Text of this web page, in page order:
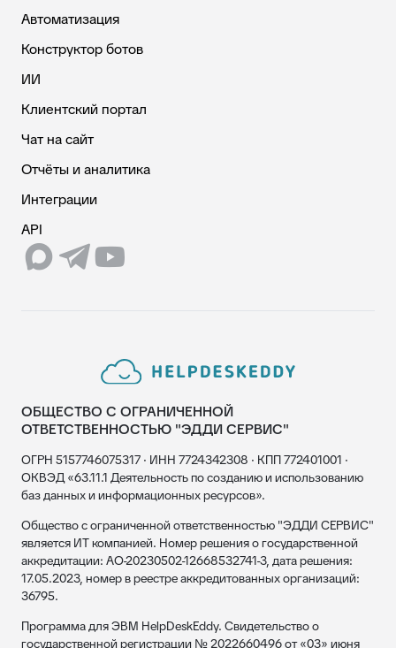
Автоматизация
Конструктор ботов
ИИ
Клиентский портал
Чат на сайт
Отчёты и аналитика
Интеграции
API
ОБЩЕСТВО С ОГРАНИЧЕННОЙ
ОТВЕТСТВЕННОСТЬЮ "ЭДДИ СЕРВИС"
ОГРН 5157746075317 · ИНН 7724342308 · КПП 772401001 ·
ОКВЭД «63.11.1 Деятельность по созданию и использованию
баз данных и информационных ресурсов».
Общество с ограниченной ответственностью "ЭДДИ СЕРВИС"
является ИТ компанией. Номер решения о государственной
аккредитации: АО-20230502-12668532741-3, дата решения:
17.05.2023, номер в реестре аккредитованных организаций:
36795.
Программа для ЭВМ HelpDeskEddy. Свидетельство о
государственной регистрации № 2022660496 от «03» июня